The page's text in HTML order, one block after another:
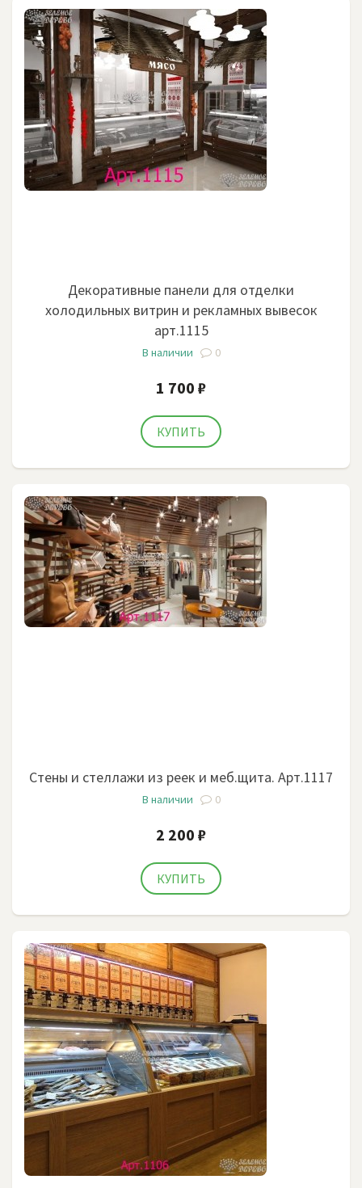
Декоративные панели для отделки
холодильных витрин и рекламных вывесок
арт.1115
В наличии 0
1 700 ₽
Стены и стеллажи из реек и меб.щита. Арт.1117
В наличии 0
2 200 ₽